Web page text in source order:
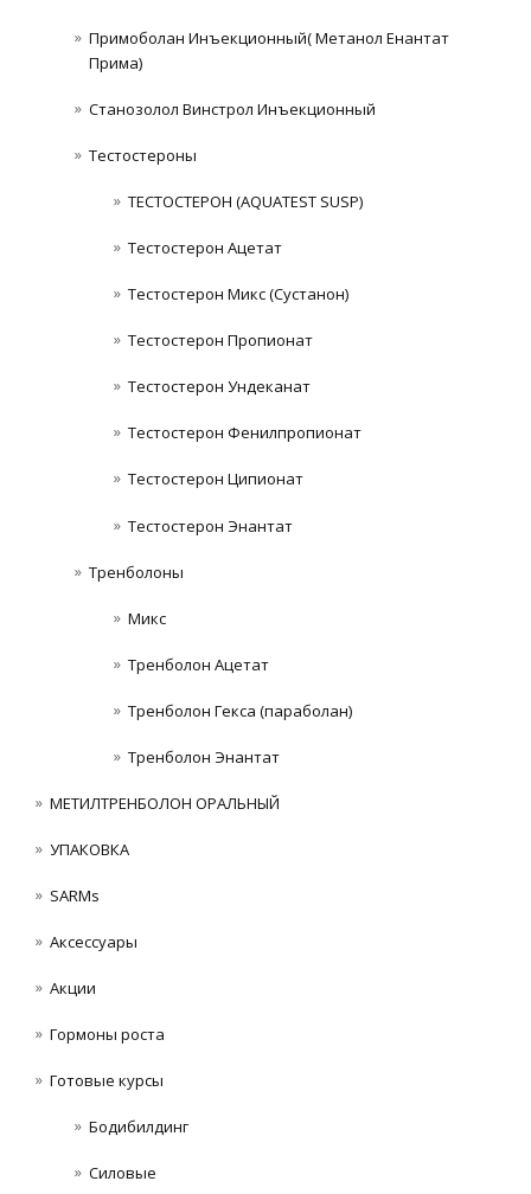
Примоболан Инъекционный( Метанол Енантат
Прима)
Станозолол Винстрол Инъекционный
Тестостероны
ТЕСТОСТЕРОН (AQUATEST SUSP)
Тестостерон Ацетат
Тестостерон Микс (Сустанон)
Тестостерон Пропионат
Тестостерон Ундеканат
Тестостерон Фенилпропионат
Тестостерон Ципионат
Тестостерон Энантат
Тренболоны
Микс
Тренболон Ацетат
Тренболон Гекса (параболан)
Тренболон Энантат
МЕТИЛТРЕНБОЛОН ОРАЛЬНЫЙ
УПАКОВКА
SARMs
Аксессуары
Акции
Гормоны роста
Готовые курсы
Бодибилдинг
Силовые